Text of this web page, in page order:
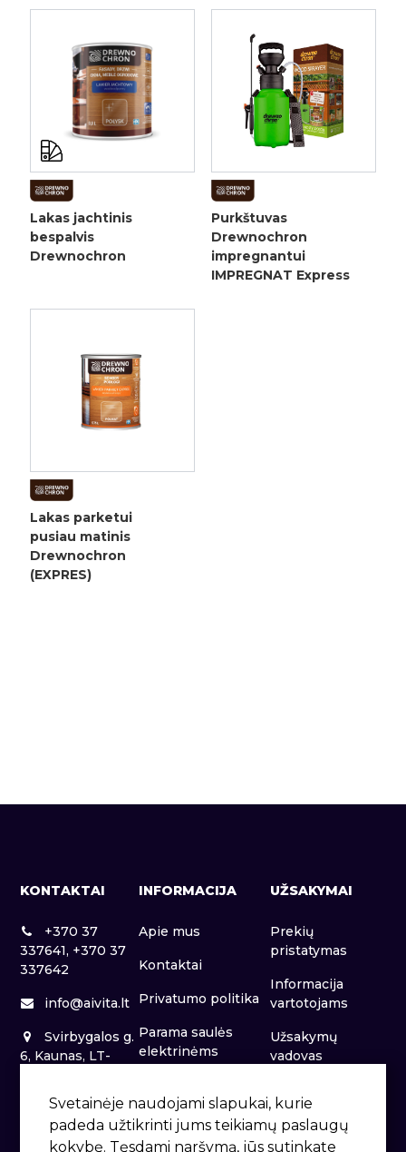
Lakas jachtinis
bespalvis
Drewnochron
Purkštuvas
Drewnochron
impregnantui
IMPREGNAT Express
Lakas parketui
pusiau matinis
Drewnochron
(EXPRES)
KONTAKTAI
+370 37
337641, +370 37
337642
info@aivita.lt
Svirbygalos g.
6, Kaunas, LT-
INFORMACIJA
Apie mus
Kontaktai
Privatumo politika
Parama saulės
elektrinėms
UŽSAKYMAI
Prekių
pristatymas
Informacija
vartotojams
Užsakymų
vadovas
Svetainėje naudojami slapukai, kurie
padeda užtikrinti jums teikiamų paslaugų
kokybę. Tęsdami naršymą, jūs sutinkate